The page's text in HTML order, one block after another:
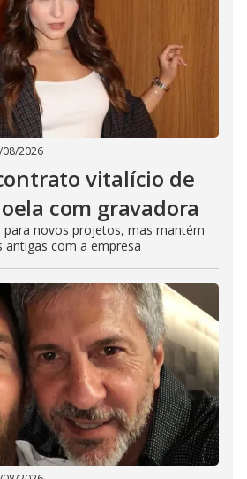
08/2026
vitalício de
com gravadora
para novos projetos, mas mantém
antigas com a empresa